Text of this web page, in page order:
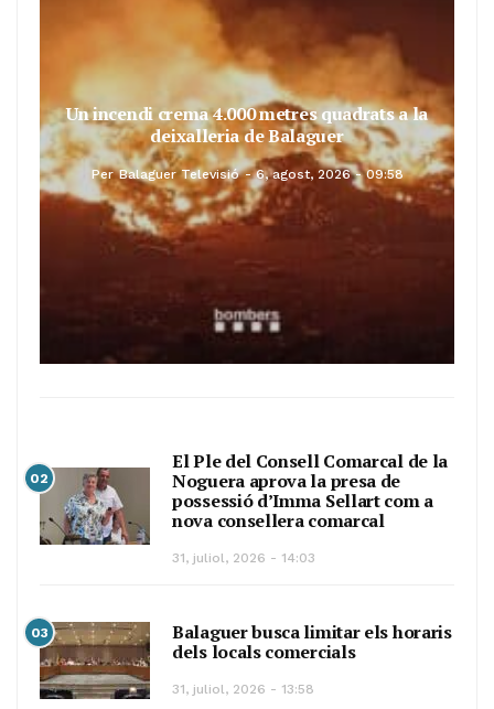
Un incendi crema 4.000 metres quadrats a la
deixalleria de Balaguer
Per Balaguer Televisió 6, agost, 2026 - 09:58
02
El Ple del Consell Comarcal de la
Noguera aprova la presa de
possessió d’Imma Sellart com a
nova consellera comarcal
31, juliol, 2026 - 14:03
03
Balaguer busca limitar els horaris
dels locals comercials
31, juliol, 2026 - 13:58